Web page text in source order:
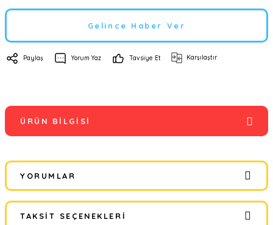
Gelince Haber Ver
Paylaş Yorum Yaz Tavsiye Et Karşılaştır
ÜRÜN BILGISI
YORUMLAR
TAKSIT SEÇENEKLERI